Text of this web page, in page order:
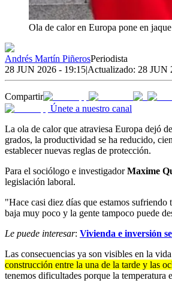
Ola de calor en Europa pone en
Andrés Martín PiñerosPeriodista
28 JUN 2026 - 19:15|Actualizado: 28 JUN
Compartir
Únete a nuestro canal
La ola de calor que atraviesa Europa dejó
grados, la productividad se ha reducido,
establecer nuevas reglas de protección.
Para el sociólogo e investigadorMaxime
legislación laboral.
"Hace casi diez días que estamos
baja muy poco y la gente tampoco puede
Le puede interesar: Vivienda e inversión
Las consecuencias ya son visibles en la
construcción entre la una de la tarde y las
tenemos dificultades porque la temperatura